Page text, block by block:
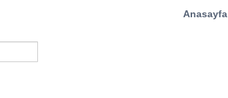
Anasayfa